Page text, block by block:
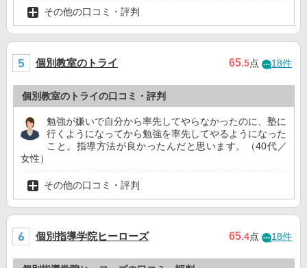
その他の口コミ・評判
個別教室のトライ 65.5点 18件
個別教室のトライの口コミ・評判
勉強が嫌いで自分から率先してやらなかったのに、塾に
行くようになってから勉強を率先してやるようになった
こと。指導方法が良かったんだと思います。（40代／
女性）
その他の口コミ・評判
個別指導学院ヒーローズ 65.4点 18件